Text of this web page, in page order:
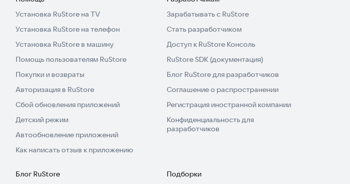
Установка RuStore на TV
Установка RuStore на телефон
Установка RuStore в машину
Помощь пользователям RuStore
Покупки и возвраты
Авторизация в RuStore
Сбой обновления приложений
Детский режим
Автообновление приложений
Как написать отзыв к приложению
Зарабатывать с RuStore
Стать разработчиком
Доступ к RuStore Консоль
RuStore SDK (документация)
Блог RuStore для разработчиков
Соглашение о распространении
Регистрация иностранной компании
Конфиденциальность для
разработчиков
Блог RuStore
Подборки